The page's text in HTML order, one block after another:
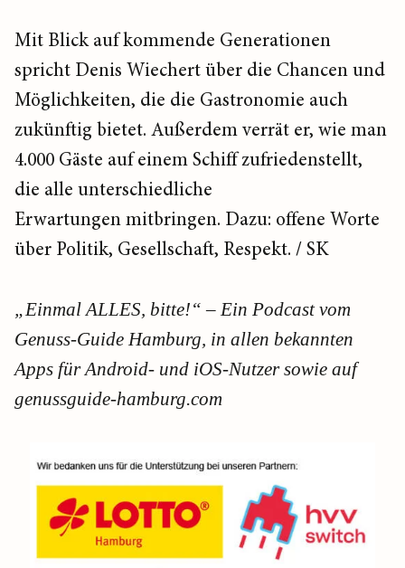
Mit Blick auf kommende Generationen
spricht Denis Wiechert über die Chancen und
Möglichkeiten, die die Gastronomie auch
zukünftig bietet. Außerdem verrät er, wie man
4.000 Gäste auf einem Schiff zufriedenstellt,
die alle unterschiedliche
Erwartungen mitbringen. Dazu: offene Worte
über Politik, Gesellschaft, Respekt. / SK
„Einmal ALLES, bitte!“ – Ein Podcast vom
Genuss-Guide Hamburg, in allen bekannten
Apps für Android- und iOS-Nutzer sowie auf
genussguide-hamburg.com